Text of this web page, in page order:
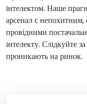
інтелектом. Наше
арсенал є
провідними
інтелекту. Слідкуйте
проникають на ринок.